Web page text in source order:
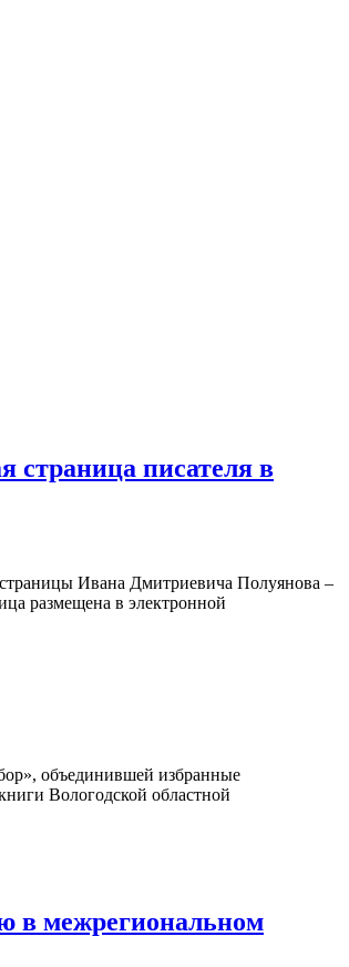
страница писателя в
Ивана Дмитриевича Полуянова –
размещена в электронной
объединившей избранные
Вологодской областной
в межрегиональном